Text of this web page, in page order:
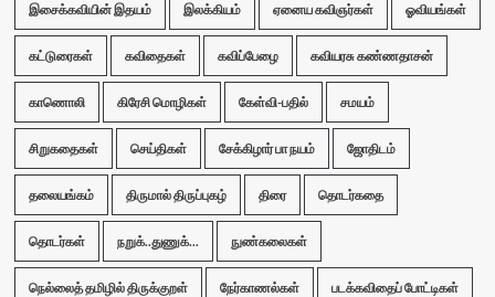
இசைக்கவியின் இதயம் இலக்கியம் ஏனைய கவிஞர்கள் ஓவியங்கள்
கட்டுரைகள் கவிதைகள் கவிப்பேழை கவியரசு கண்ணதாசன்
காணொலி கிரேசி மொழிகள் கேள்வி-பதில் சமயம்
சிறுகதைகள் செய்திகள் சேக்கிழார் பா நயம் ஜோதிடம்
தலையங்கம் திருமால் திருப்புகழ் திரை தொடர்கதை
தொடர்கள் நறுக்..துணுக்... நுண்கலைகள்
நெல்லைத் தமிழில் திருக்குறள் நேர்காணல்கள் படக்கவிதைப் போட்டிகள்